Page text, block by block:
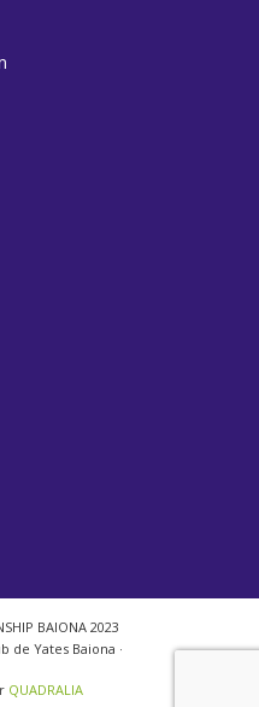
BAIONA 2023
de Yates Baiona ·
QUADRALIA